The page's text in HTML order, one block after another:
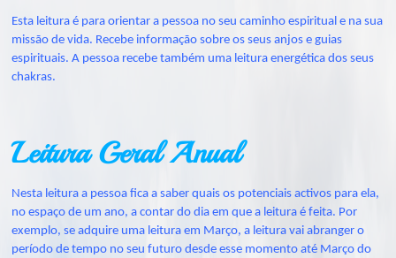
Esta leitura é para orientar a pessoa no seu caminho espiritual e na sua
missão de vida. Recebe informação sobre os seus anjos e guias
espirituais. A pessoa recebe também uma leitura energética dos seus
chakras.
Leitura Geral Anual
Nesta leitura a pessoa fica a saber quais os potenciais activos para ela,
no espaço de um ano, a contar do dia em que a leitura é feita. Por
exemplo, se adquire uma leitura em Março, a leitura vai abranger o
período de tempo no seu futuro desde esse momento até Março do